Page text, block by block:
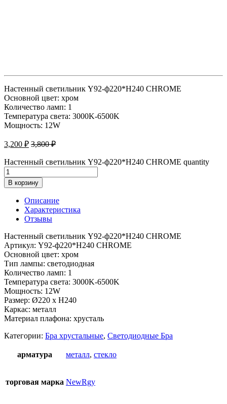
Настенный светильник Y92-ф220*H240 CHROME
Основной цвет: хром
Количество ламп: 1
Температура света: 3000K-6500K
Мощность: 12W
3,200 ₽ 3,800₽
Настенный светильник Y92-ф220*H240 CHROME quantity
В корзину
Описание
Характеристика
Отзывы
Настенный светильник Y92-ф220*H240 CHROME
Артикул: Y92-ф220*H240 CHROME
Основной цвет: хром
Тип лампы: светодиодная
Количество ламп: 1
Температура света: 3000K-6500K
Мощность: 12W
Размер: Ø220 x H240
Каркас: металл
Материал плафона: хрусталь
Категории: Бра хрустальные, Светодиодные Бра
арматура металл, стекло
торговая марка NewRgy